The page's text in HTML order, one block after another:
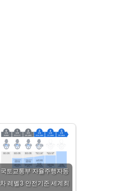
국토교통부 자율주행자동
차 레벨3 안전기준 세계최